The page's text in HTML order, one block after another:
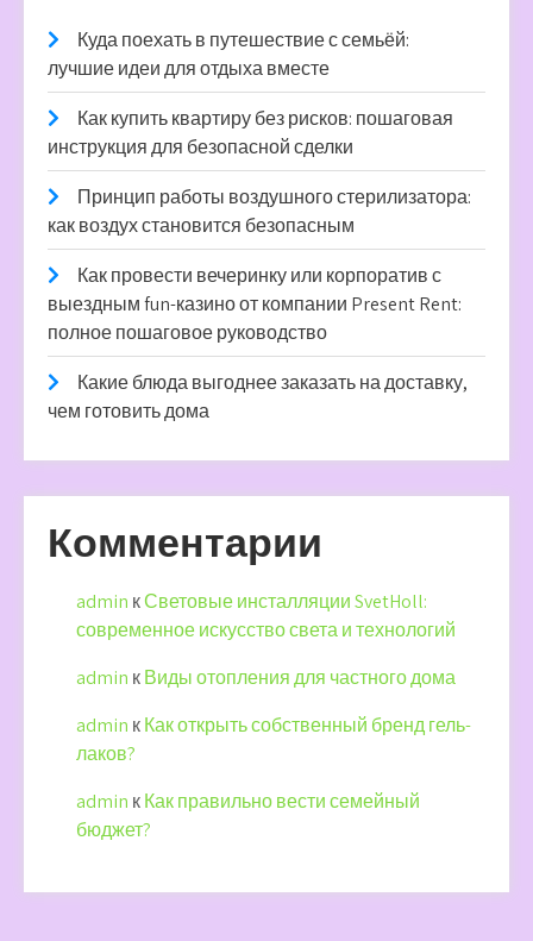
Куда поехать в путешествие с семьёй:
лучшие идеи для отдыха вместе
Как купить квартиру без рисков: пошаговая
инструкция для безопасной сделки
Принцип работы воздушного стерилизатора:
как воздух становится безопасным
Как провести вечеринку или корпоратив с
выездным fun-казино от компании Present Rent:
полное пошаговое руководство
Какие блюда выгоднее заказать на доставку,
чем готовить дома
Комментарии
admin кСветовые инсталляции SvetHoll:
современное искусство света и технологий
admin кВиды отопления для частного дома
admin кКак открыть собственный бренд гель-
лаков?
admin кКак правильно вести семейный
бюджет?